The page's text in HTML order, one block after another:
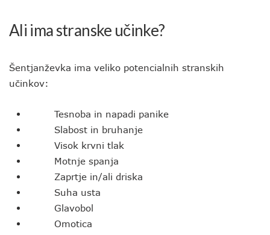
Ali ima stranske učinke?
Šentjanževka ima veliko potencialnih stranskih
učinkov:
Tesnoba in napadi panike
Slabost in bruhanje
Visok krvni tlak
Motnje spanja
Zaprtje in/ali driska
Suha usta
Glavobol
Omotica